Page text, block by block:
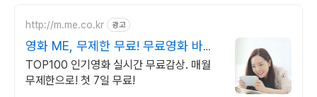
http://m.me.co.kr 광고
영화 ME, 무제한 무료! 무료영화 바로
보기!
TOP100 인기영화 실시간 무료감상. 매월
무제한으로! 첫 7일 무료!